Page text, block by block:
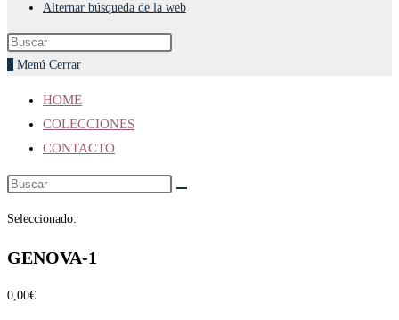
Alternar búsqueda de la web
Menú Cerrar
HOME
COLECCIONES
CONTACTO
Seleccionado:
GENOVA-1
0,00€